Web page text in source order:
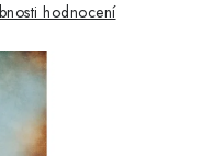
hodnocení